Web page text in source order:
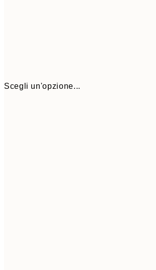
Scegli un'opzione...